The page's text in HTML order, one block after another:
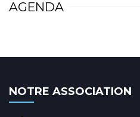
AGENDA
NOTRE ASSOCIATION